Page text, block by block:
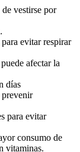
vestirse por
evitar respirar
afectar la
días
prevenir
para evitar
consumo de
vitaminas.